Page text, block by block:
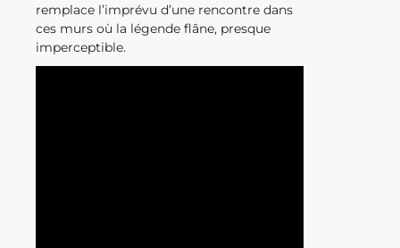
remplace l’imprévu d’une rencontre dans
ces murs où la légende flâne, presque
imperceptible.